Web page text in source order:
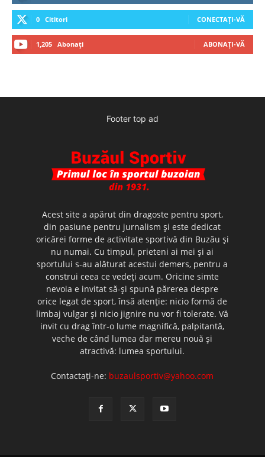
0 Cititori CONECTAȚI-VĂ
1,205 Abonați ABONAȚI-VĂ
Footer top ad
Acest site a apărut din dragoste pentru sport,
din pasiune pentru jurnalism şi este dedicat
oricărei forme de activitate sportivă din Buzău şi
nu numai. Cu timpul, prieteni ai mei şi ai
sportului s-au alăturat acestui demers, pentru a
construi ceea ce vedeţi acum. Oricine simte
nevoia e invitat să-şi spună părerea despre
orice legat de sport, însă atenţie: nicio formă de
limbaj vulgar şi nicio jignire nu vor fi tolerate. Vă
invit cu drag într-o lume magnifică, palpitantă,
veche de când lumea dar mereu nouă şi
atractivă: lumea sportului.
Contactați-ne: buzaulsportiv@yahoo.com